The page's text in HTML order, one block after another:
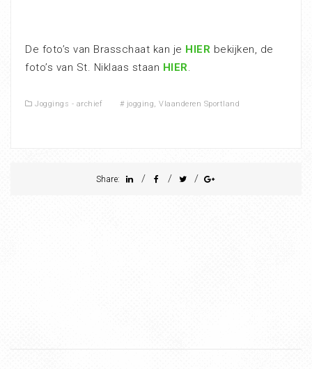
De foto’s van Brasschaat kan je HIER bekijken, de
foto’s van St. Niklaas staan HIER.
Joggings - archief # jogging, Vlaanderen Sportland
Share: / / /